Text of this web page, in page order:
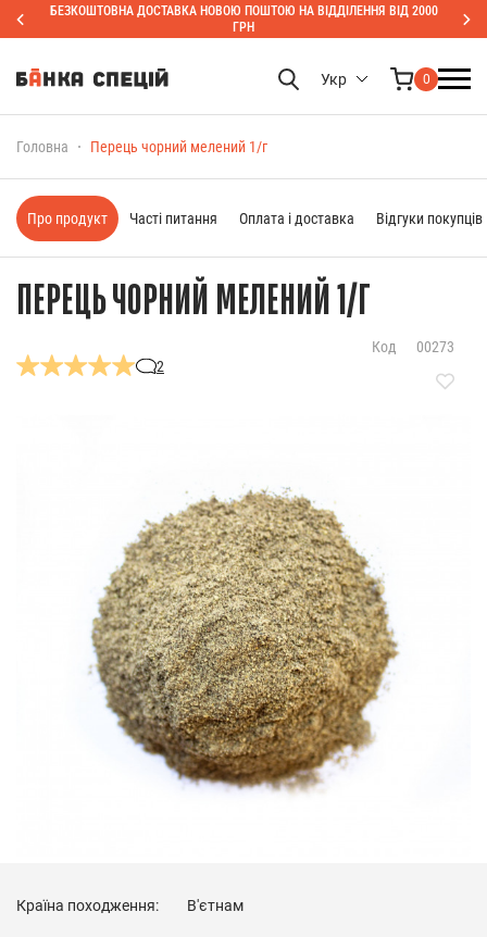
БЕЗКОШТОВНА ДОСТАВКА НОВОЮ ПОШТОЮ НА ВІДДІЛЕННЯ ВІД 2000
ГРН
Укр 0
Головна Перець чорний мелений 1/г
ПЕРЕЦЬ ЧОРНИЙ МЕЛЕНИЙ 1/Г
2
Код 00273
Країна походження: В'єтнам
Про продукт Часті питання Оплата і доставка Відгуки покупців